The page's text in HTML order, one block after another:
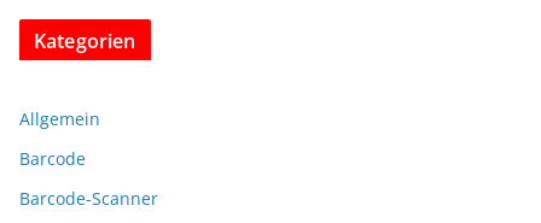
Kategorien
Allgemein
Barcode
Barcode-Scanner